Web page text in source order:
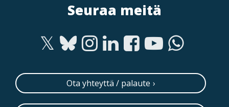
Seuraa meitä
Ota yhteyttä / palaute